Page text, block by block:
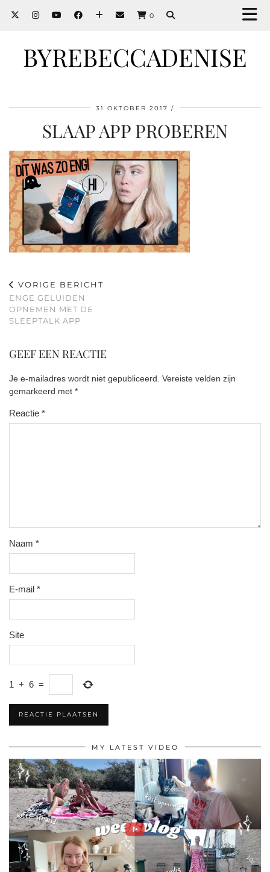
0
BYREBECCADENISE
31 OKTOBER 2017
SLAAP APP PROBEREN
VORIGE BERICHT
ENGE GELUIDEN
OPNEMEN MET DE
SLEEPTALK APP
GEEF EEN REACTIE
Je e-mailadres wordt niet gepubliceerd. Vereiste velden zijn
gemarkeerd met *
Reactie *
Naam *
E-mail *
Site
1 + 6 =
MY LATEST VIDEO